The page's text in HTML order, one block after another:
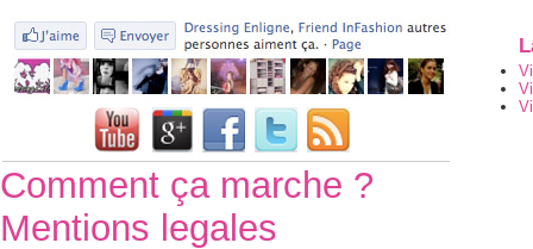
Comment ça marche ?
Mentions legales